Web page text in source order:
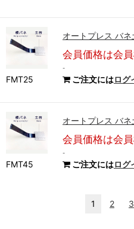
FMT25
オートプレス バ
会員価格は会
-
ご注文にはログ
FMT45
オートプレス バ
会員価格は会
-
ご注文にはログ
1 2 3